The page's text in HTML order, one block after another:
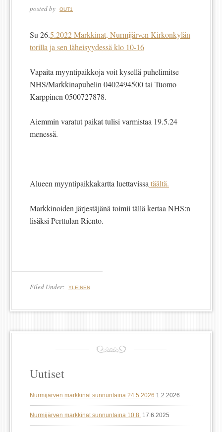
posted by OUT1
Su 26.5.2022 Markkinat, Nurmijärven Kirkonkylän
torilla ja sen läheisyydessä klo 10-16
Vapaita myyntipaikkoja voit kysellä puhelimitse
NHS/Markkinapuhelin 0402494500 tai Tuomo
Karppinen 0500727878.
Aiemmin varatut paikat tulisi varmistaa 19.5.24
menessä.
Alueen myyntipaikkakartta luettavissa täältä.
Markkinoiden järjestäjänä toimii tällä kertaa NHS:n
lisäksi Perttulan Riento.
Filed Under: YLEINEN
Uutiset
Nurmijärven markkinat sunnuntaina 24.5.2026 1.2.2026
Nurmijärven markkinat sunnuntaina 10.8. 17.6.2025